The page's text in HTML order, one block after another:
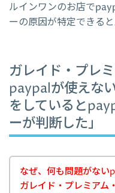
ルインワンのお店で
ーの原因が特定できると
ガレイド・プレ
paypalが使えな
をしていると
ーが判断した」
なぜ、何も問題がない
ガレイド・プレミアム